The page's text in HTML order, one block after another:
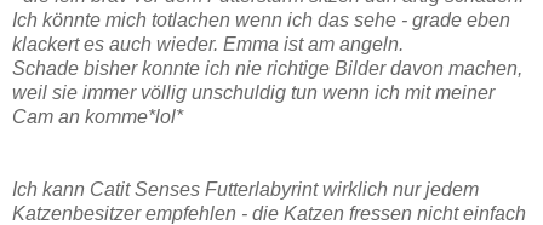
Ich könnte mich totlachen wenn ich das sehe - grade eben
klackert es auch wieder. Emma ist am angeln.
Schade bisher konnte ich nie richtige Bilder davon machen,
weil sie immer völlig unschuldig tun wenn ich mit meiner
Cam an komme*lol*
Ich kann Catit Senses Futterlabyrint wirklich nur jedem
Katzenbesitzer empfehlen - die Katzen fressen nicht einfach